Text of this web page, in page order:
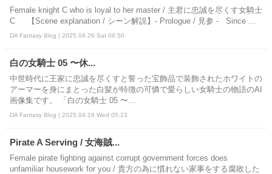
Female knight C who is loyal to her master / 主君に忠誠を尽くす女騎士
C 【Scene explanation / シーン解説】- Prologue / 見参 - Since ...
DA Fantasy Blog | 2025.04.26 Sat 06:50
白の女騎士 05 〜休...
中世時代に王家に忠誠を尽くすと誓った宝飾品で装飾されたホワイトの
アーマーを身にまとった白髪が特徴の可憐で愛らしい女騎士の物語のAI
画像集です。 「白の女騎士 05 〜...
DA Fantasy Blog | 2025.04.16 Wed 05:23
Pirate A Serving / 女海賊...
Female pirate fighting against corrupt government forces does
unfamiliar housework for you / 貴方の為に慣れない家事をする腐敗した